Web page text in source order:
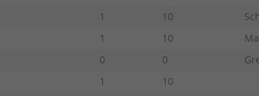
1 10
1 10
0 0
1 10